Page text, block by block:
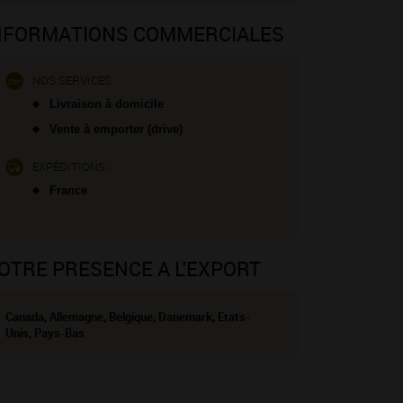
COMMERCIALES
NOS SERVICES :
Livraison à domicile
Vente à emporter (drive)
EXPÉDITIONS :
France
PRESENCE A L'EXPORT
Canada, Allemagne, Belgique, Danemark, Etats-
Unis, Pays-Bas